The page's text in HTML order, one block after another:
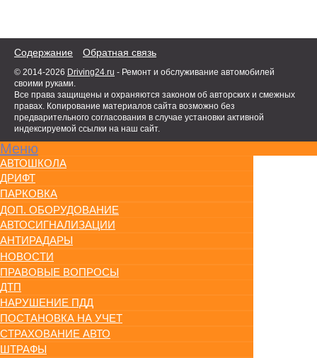
Содержание Обратная связь
© 2014-2026 Driving24.ru - Ремонт и обслуживание автомобилей
своими руками.
Все права защищены и охраняются законом об авторских и смежных
правах. Копирование материалов сайта возможно без
предварительного согласования в случае установки активной
индексируемой ссылки на наш сайт.
Меню
АВТОШКОЛА
ДРИФТ
ПАРКОВКА
ДОП. ОБОРУДОВАНИЕ
АВТОСИГНАЛИЗАЦИИ
АНТИРАДАРЫ
НОВОСТИ
ПРАВОВЫЕ ВОПРОСЫ
ДТП
НАРУШЕНИЕ ПДД
ПОСТАНОВКА НА УЧЕТ
СТРАХОВАНИЕ АВТО
ШТРАФЫ